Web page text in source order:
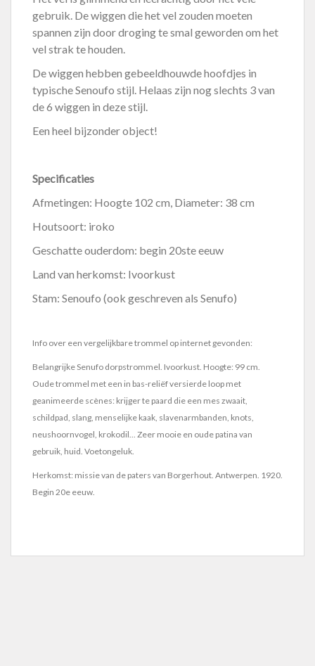
gebruik. De wiggen die het vel zouden moeten
spannen zijn door droging te smal geworden om het
vel strak te houden.
De wiggen hebben gebeeldhouwde hoofdjes in
typische Senoufo stijl. Helaas zijn nog slechts 3 van
de 6 wiggen in deze stijl.
Een heel bijzonder object!
Specificaties
Afmetingen: Hoogte 102 cm, Diameter: 38 cm
Houtsoort: iroko
Geschatte ouderdom: begin 20ste eeuw
Land van herkomst: Ivoorkust
Stam: Senoufo (ook geschreven als Senufo)
Info over een vergelijkbare trommel op internet gevonden:
Belangrijke Senufo dorpstrommel. Ivoorkust. Hoogte: 99 cm.
Oude trommel met een in bas-reliëf versierde loop met
geanimeerde scènes: krijger te paard die een mes zwaait,
schildpad, slang, menselijke kaak, slavenarmbanden, knots,
neushoornvogel, krokodil... Zeer mooie en oude patina van
gebruik, huid. Voetongeluk.
Herkomst: missie van de paters van Borgerhout. Antwerpen. 1920.
Begin 20e eeuw.